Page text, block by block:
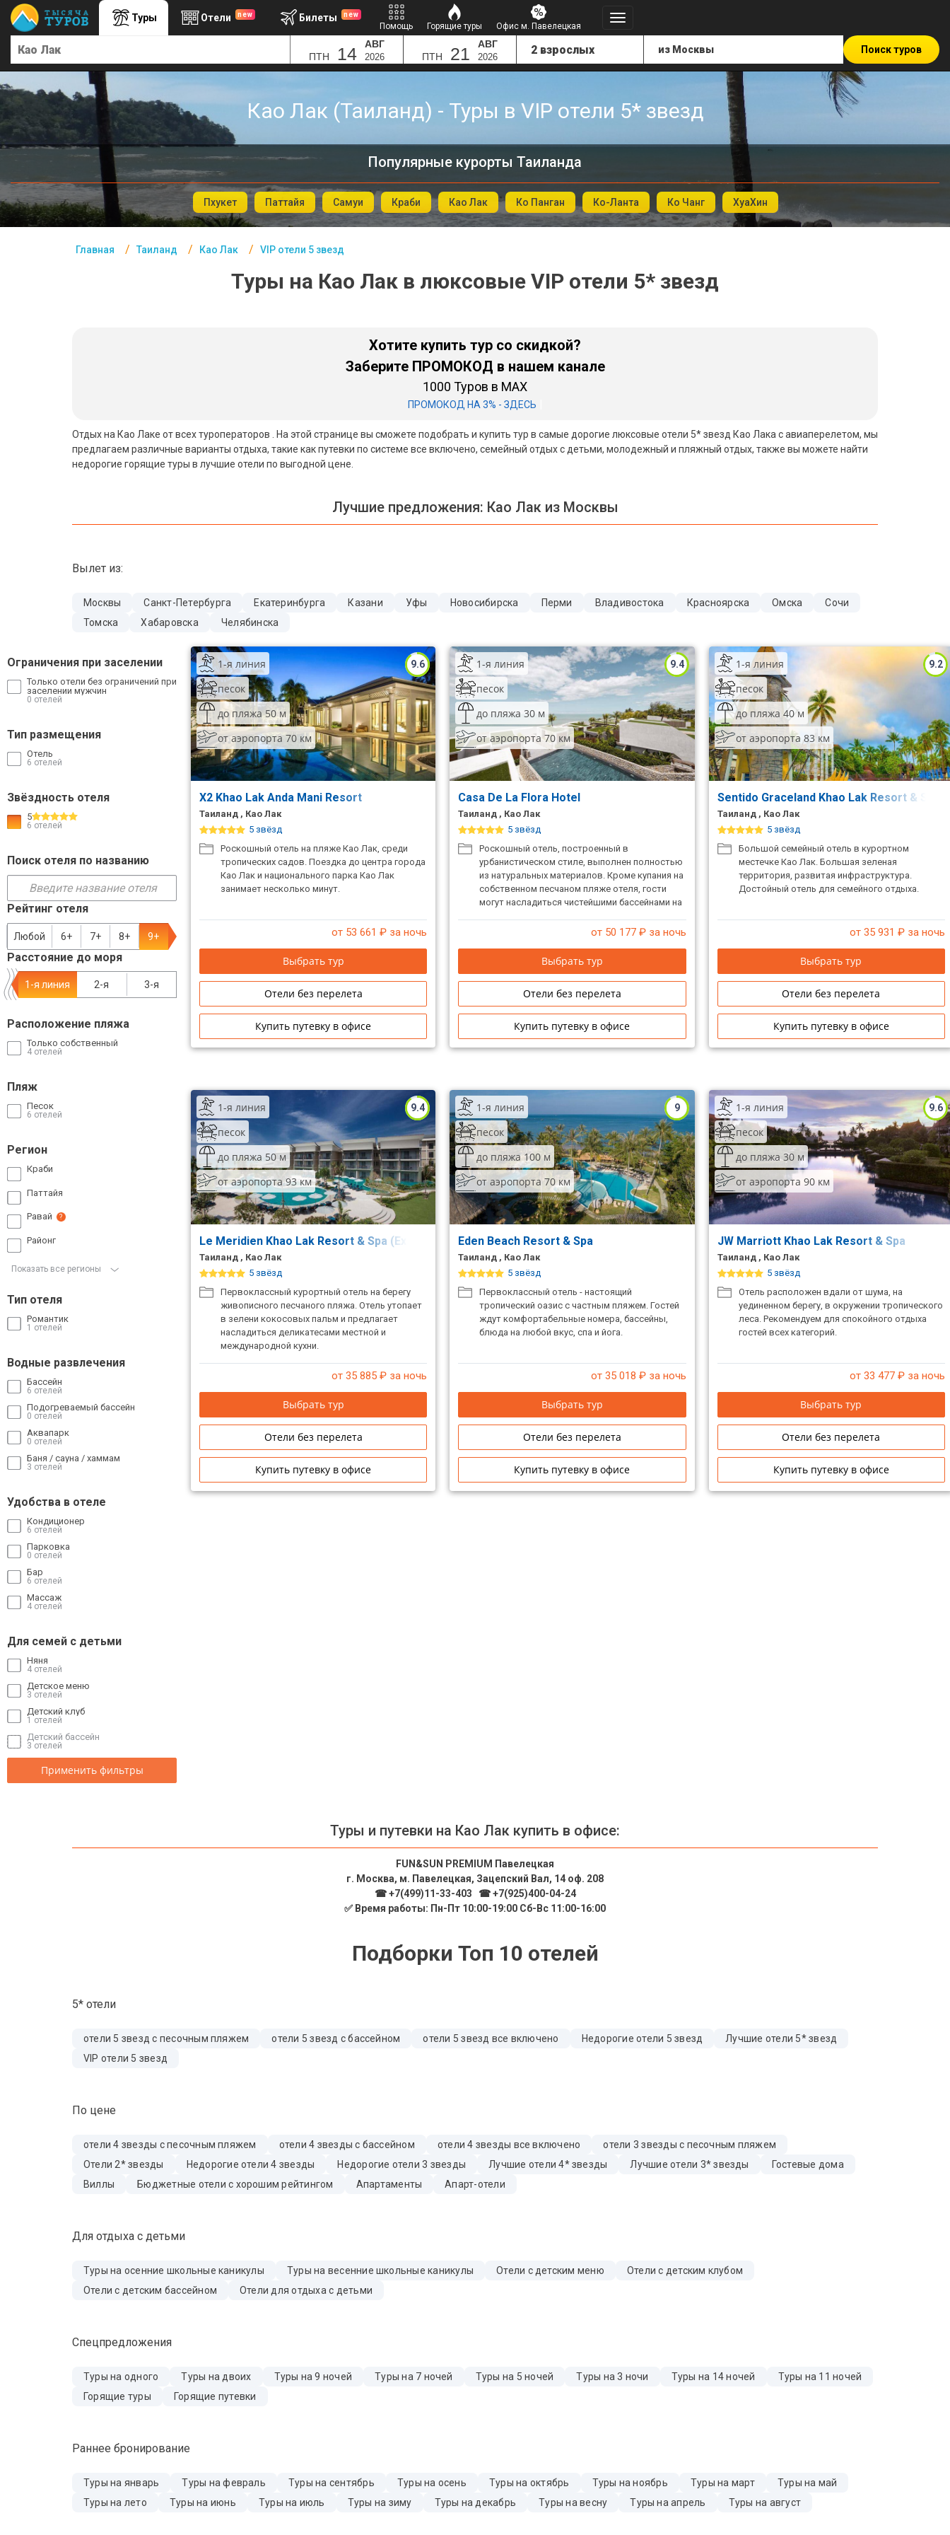
Туры Отели new Билеты new
Помощь Горящие туры Офис м. Павелецкая
ПТН 14 АВГ
2026 ПТН 21 АВГ
2026
Поиск туров
Као Лак (Таиланд) - Туры в VIP отели 5* звезд
Популярные курорты Таиланда
Пхукет Паттайя Самуи Краби Као Лак Ко Панган Ко-Ланта Ко Чанг ХуаХин
Главная Таиланд Као Лак VIP отели 5 звезд
Туры на Као Лак в люксовые VIP отели 5* звезд
Хотите купить тур со скидкой?
Заберите ПРОМОКОД в нашем канале
1000 Туров в MAX
ПРОМОКОД НА 3% - ЗДЕСЬ
Отдых на Као Лаке от всех туроператоров . На этой странице вы сможете подобрать и купить тур в самые дорогие люксовые отели 5* звезд Као Лака с авиаперелетом, мы
предлагаем различные варианты отдыха, такие как путевки по системе все включено, семейный отдых с детьми, молодежный и пляжный отдых, также вы можете найти
недорогие горящие туры в лучшие отели по выгодной цене.
Лучшие предложения: Као Лак из Москвы
Вылет из:
Москвы Санкт-Петербурга Екатеринбурга Казани Уфы Новосибирска Перми Владивостока Красноярска Омска
Сочи
Томска
Хабаровска Челябинска
Ограничения при заселении
Только отели без ограничений при
заселении мужчин
0 отелей
Тип размещения
Отель
6 отелей
Звёздность отеля
5
6 отелей
Поиск отеля по названию
Рейтинг отеля
Любой 6+ 7+ 8+ 9+
Расстояние до моря
3-я
2-я
1-я линия
Расположение пляжа
Только собственный
4 отелей
Пляж
Песок
6 отелей
Регион
Краби
Паттайя
Равай ?
Районг
Показать все регионы
Тип отеля
Романтик
1 отелей
Водные развлечения
Бассейн
6 отелей
Подогреваемый бассейн
0 отелей
Аквапарк
0 отелей
Баня / сауна / хаммам
3 отелей
Удобства в отеле
Кондиционер
6 отелей
Парковка
0 отелей
Бар
6 отелей
Массаж
4 отелей
Для семей с детьми
Няня
4 отелей
Детское меню
3 отелей
Детский клуб
1 отелей
Детский бассейн
3 отелей
Применить фильтры
9.6
1-я линия
песок
до пляжа 50 м
от аэропорта 70 км
X2 Khao Lak Anda Mani Resort
Таиланд , Као Лак
5 звёзд
Роскошный отель на пляже Као Лак, среди
тропических садов. Поездка до центра города
Као Лак и национального парка Као Лак
занимает несколько минут.
от 53 661 ₽ за ночь
Выбрать тур
Отели без перелета
Купить путевку в офисе
9.4
1-я линия
песок
до пляжа 30 м
от аэропорта 70 км
Casa De La Flora Hotel
Таиланд , Као Лак
5 звёзд
Роскошный отель, построенный в
урбанистическом стиле, выполнен полностью
из натуральных материалов. Кроме купания на
собственном песчаном пляже отеля, гости
могут насладиться чистейшими бассейнами на
оздоровительных процедур SPA-центра.
от 50 177₽ за ночь
Выбрать тур
Отели без перелета
Купить путевку в офисе
9.2
1-я линия
песок
до пляжа 40 м
от аэропорта 83 км
Sentido Graceland Khao Lak Resort & Spa
Таиланд , Као Лак
5 звёзд
Большой семейный отель в курортном
местечке Као Лак. Большая зеленая
территория, развитая инфраструктура.
Достойный отель для семейного отдыха.
от 35 931 ₽ за ночь
Выбрать тур
Отели без перелета
Купить путевку в офисе
9.4
1-я линия
песок
до пляжа 50 м
от аэропорта 93 км
Le Meridien Khao Lak Resort & Spa (Ex. Bangsak Merlin Resort)
Таиланд , Као Лак
5 звёзд
Первоклассный курортный отель на берегу
живописного песчаного пляжа. Отель утопает
в зелени кокосовых пальм и предлагает
насладиться деликатесами местной и
международной кухни.
от 35 885 ₽ за ночь
Выбрать тур
Отели без перелета
Купить путевку в офисе
9
1-я линия
песок
до пляжа 100 м
от аэропорта 70 км
Eden Beach Resort & Spa
Таиланд , Као Лак
5 звёзд
Первоклассный отель - настоящий
тропический оазис с частным пляжем. Гостей
ждут комфортабельные номера, бассейны,
блюда на любой вкус, спа и йога.
от 35 018 ₽ за ночь
Выбрать тур
Отели без перелета
Купить путевку в офисе
9.6
1-я линия
песок
до пляжа 30 м
от аэропорта 90 км
JW Marriott Khao Lak Resort & Spa
Таиланд , Као Лак
5 звёзд
Отель расположен вдали от шума, на
уединенном берегу, в окружении тропического
леса. Рекомендуем для спокойного отдыха
гостей всех категорий.
от 33 477₽ за ночь
Выбрать тур
Отели без перелета
Купить путевку в офисе
Туры и путевки на Као Лак купить в офисе:
FUN&SUN PREMIUM Павелецкая
г. Москва, м. Павелецкая, Зацепский Вал, 14 оф. 208
☎ +7(499)11-33-403
☎ +7(925)400-04-24
✅ Время работы: Пн-Пт 10:00-19:00 Сб-Вс 11:00-16:00
Подборки Топ 10 отелей
5* отели
отели 5 звезд с песочным пляжем отели 5 звезд с бассейном отели 5 звезд все включено Недорогие отели 5 звезд
Лучшие отели 5* звезд
VIP отели 5 звезд
По цене
отели 4 звезды с песочным пляжем отели 4 звезды с бассейном отели 4 звезды все включено
отели 3 звезды с песочным пляжем
Отели 2* звезды
Недорогие отели 4 звезды Недорогие отели 3 звезды Лучшие отели 4* звезды Лучшие отели 3* звезды
Гостевые дома
Виллы
Бюджетные отели с хорошим рейтингом Апартаменты Апарт-отели
Для отдыха с детьми
Туры на осенние школьные каникулы Туры на весенние школьные каникулы Отели с детским меню
Отели с детским клубом
Отели с детским бассейном
Отели для отдыха с детьми
Спецпредложения
Туры на одного Туры на двоих Туры на 9 ночей Туры на 7 ночей Туры на 5 ночей Туры на 3 ночи Туры на 14 ночей
Туры на 11 ночей
Горящие туры
Горящие путевки
Раннее бронирование
Туры на январь Туры на февраль Туры на сентябрь Туры на осень Туры на октябрь Туры на ноябрь Туры на март
Туры на май
Туры на лето
Туры на июнь Туры на июль Туры на зиму Туры на декабрь Туры на весну Туры на апрель Туры на август
Главная
Офис г. Москва
Помощь
Подборки отелей
Таиланд
ОАЭ
Северный Гоа
Южный Гоа
Кав Мин Воды
Экскурсионные туры
VIP отели 5 звезд
ТОП 10 недорогих отелей
Лучшие отели 4* звезды
Недорогие отели 4*
Лучшие отели 3* звезды
Сетевые отели Египта
Сетевые отели ОАЭ
Сетевые отели Таиланда
Сетевые отели Вьетнама
Сетевые отели Мальдив
Сетевые отели Бали
Сетевые отели Сейшел